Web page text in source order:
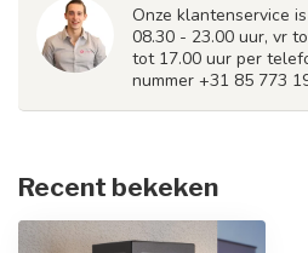
Onze klantenservice
08.30 - 23.00 uur, vr
tot 17.00 uur per
nummer +31 85 773
Recent bekeken